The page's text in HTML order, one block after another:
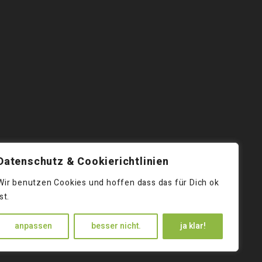
& Cookierichtlinien
benutzen Cookies und hoffen dass das für Dich ok
anpassen besser nicht. ja klar!